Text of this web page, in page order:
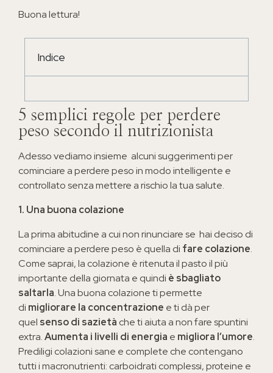
Buona lettura!
Indice
5 semplici regole per perdere
peso secondo il nutrizionista
Adesso vediamo insieme alcuni suggerimenti per
cominciare a perdere peso in modo intelligente e
controllato senza mettere a rischio la tua salute.
1. Una buona colazione
La prima abitudine a cui non rinunciare se hai deciso di
cominciare a perdere peso è quella di fare colazione.
Come saprai, la colazione è ritenuta il pasto il più
importante della giornata e quindi è sbagliato
saltarla. Una buona colazione ti permette
di migliorare la concentrazione e ti dà per
quel senso di sazietà che ti aiuta a non fare spuntini
extra.Aumenta i livelli di energia e migliora l’umore.
Prediligi colazioni sane e complete che contengano
tutti i macronutrienti: carboidrati complessi, proteine e